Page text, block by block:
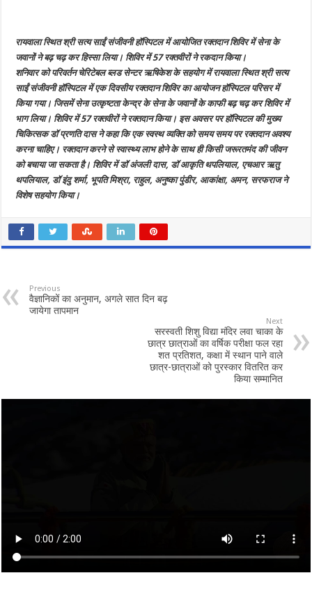
ने
शिविर
का
आयोजन
रायवाला स्थित श्री सत्य साईं संजीवनी हॉस्पिटल में आयोजित रक्तदान शिविर में सेना के
जवानों ने बढ़ चढ़ कर हिस्सा लिया। शिविर में 57 रक्तवीरों ने रकदान किया।
शनिवार को परिवर्तन चेरिटेबल ब्लड सेन्टर ऋषिकेश के सहयोग में रायवाला स्थित श्री सत्य
साईं संजीवनी हॉस्पिटल में एक दिवसीय रक्तदान शिविर का आयोजन हॉस्पिटल परिसर में
किया गया। जिसमें सेना उत्कृष्टता केन्द्र के सेना के जवानों के काफी बढ़ चढ़ कर शिविर में
भाग लिया। शिविर में 57 रक्तवीरों ने रक्तदान किया। इस अवसर पर हॉस्पिटल की मुख्य
चिकित्सक डॉ प्रणति दास ने कहा कि एक स्वस्थ व्यक्ति को समय समय पर रक्तदान अवश्य
करना चाहिए। रक्तदान करने से स्वास्थ्य लाभ होने के साथ ही किसी जरूरतमंद की जीवन
को बचाया जा सकता है। शिविर में डॉ अंजली दास, डॉ आकृति थपलियाल, एचआर ऋतु
थपलियाल, डॉ इंदु शर्मा, भूपति मिश्रा, राहुल, अनुष्का पुंडीर, आकांक्षा, अमन, सरफराज ने
विशेष सहयोग किया।
Previous
वैज्ञानिकों का अनुमान, अगले सात दिन बढ़
जायेगा तापमान
Next
सरस्वती शिशु विद्या मंदिर लवा चाका के
छात्र छात्राओं का वर्षिक परीक्षा फल रहा
शत प्रतिशत, कक्षा में स्थान पाने वाले
छात्र-छात्राओं को पुरस्कार वितरित कर
किया सम्मानित